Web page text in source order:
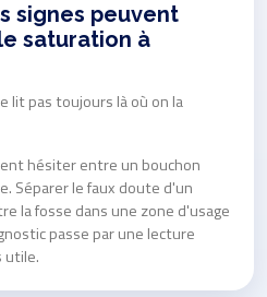
signes peuvent
saturation à
lit pas toujours là où on la
hésiter entre un bouchon
Séparer le faux doute d'un
la fosse dans une zone d'usage
passe par une lecture
utile.